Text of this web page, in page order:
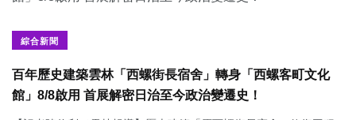
綜合新聞
百年歷史建築雲林「西螺街長宿舍」轉身「西螺客町文化
館」8/8啟用 首展解密日治至今政治變遷史！